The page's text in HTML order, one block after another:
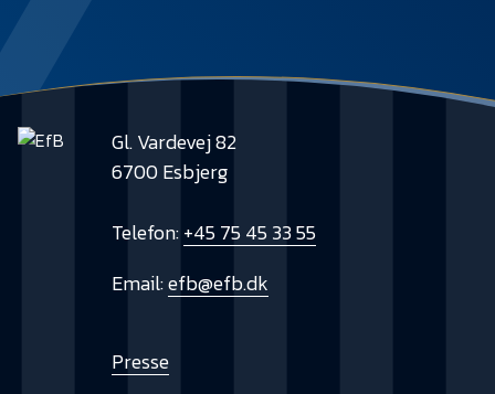
Gl. Vardevej 82
6700 Esbjerg
Telefon:+45 75 45 33 55
Email:efb@efb.dk
Presse